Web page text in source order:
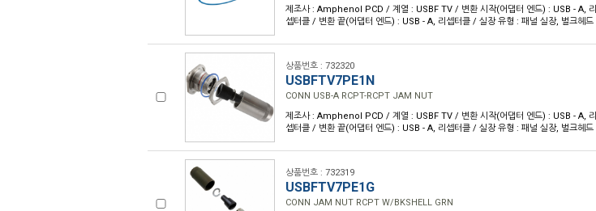
제조사 : Amphenol PCD / 계열 : USBF TV / 변환 시작(어댑터 엔드) : USB - A, 리
셉터클 / 변환 끝(어댑터 엔드) : USB - A, 리셉터클 / 실장 유형 : 패널 실장, 벌크헤드
상품번호 : 732320
USBFTV7PE1N
CONN USB-A RCPT-RCPT JAM NUT
제조사 : Amphenol PCD / 계열 : USBF TV / 변환 시작(어댑터 엔드) : USB - A, 리
셉터클 / 변환 끝(어댑터 엔드) : USB - A, 리셉터클 / 실장 유형 : 패널 실장, 벌크헤드
상품번호 : 732319
USBFTV7PE1G
CONN JAM NUT RCPT W/BKSHELL GRN